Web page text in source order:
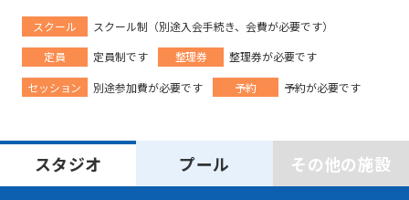
スクール
スクール制（別途入会手続き、会費が必要です）
定員
定員制です 整理券
整理券が必要です
セッション
別途参加費が必要です 予約 予約が必要です
スタジオ プール その他の施設